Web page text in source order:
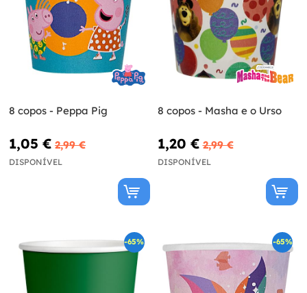
8 copos - Peppa Pig
1,05 € 2,99 €
DISPONÍVEL
8 copos - Masha e o Urso
1,20 € 2,99 €
DISPONÍVEL
-65% -65%